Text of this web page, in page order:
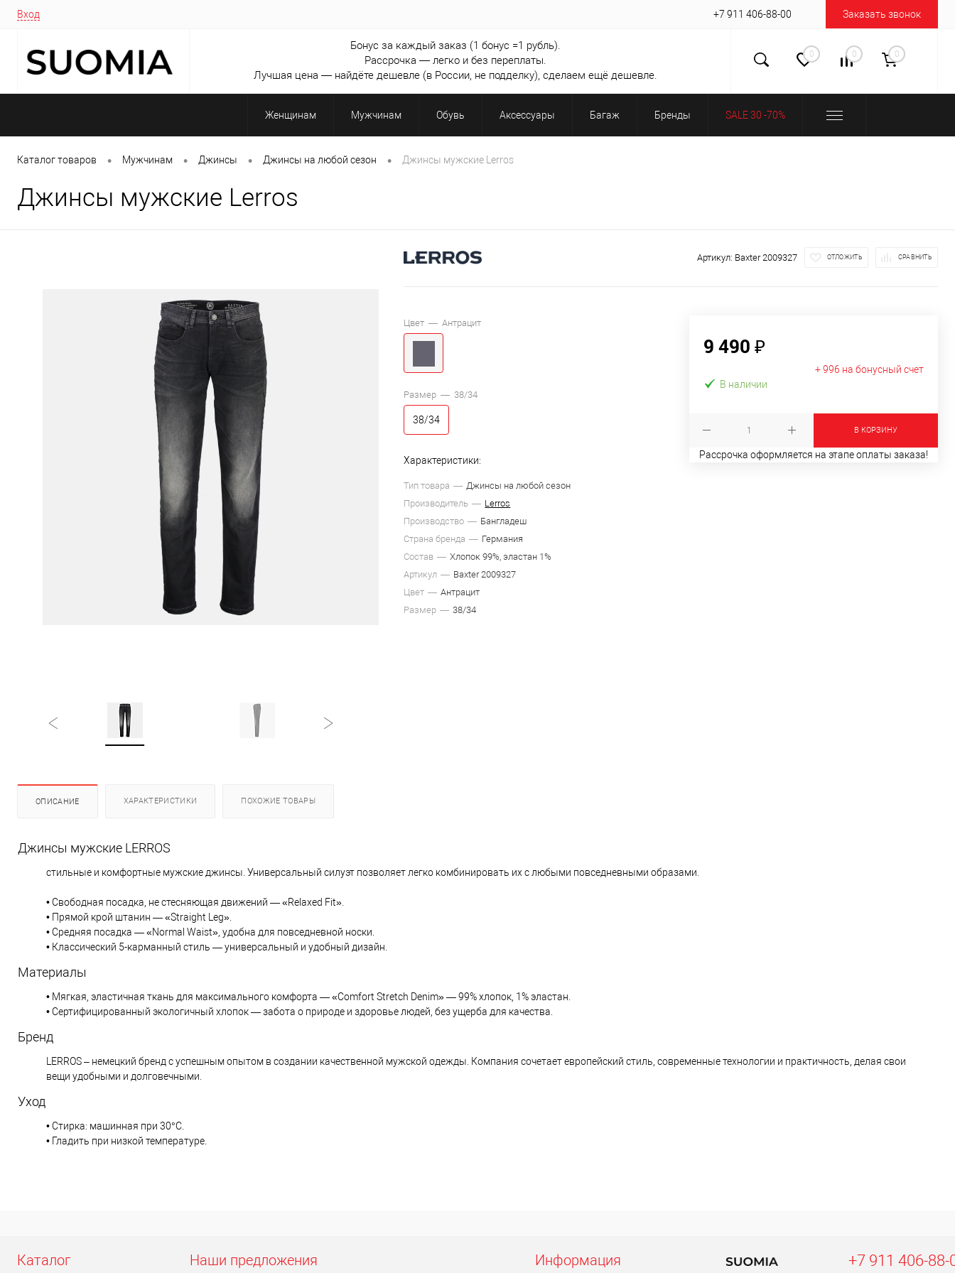
Вход +7 911 406-88-00 Заказать звонок
Бонус за каждый заказ (1 бонус =1 рубль).
Рассрочка — легко и без переплаты.
Лучшая цена — найдёте дешевле (в России, не подделку), сделаем ещё дешевле.
0 0 0
Женщинам Мужчинам Обувь Аксессуары Багаж Бренды SALE 30 -70%
Каталог товаров • Мужчинам • Джинсы • Джинсы на любой сезон • Джинсы мужские Lerros
Джинсы мужские Lerros
Артикул: Baxter 2009327 ОТЛОЖИТЬ СРАВНИТЬ
Цвет —Антрацит
Размер — 38/34
38/34
Характеристики:
Тип товара
Джинсы на любой сезон
Производитель
Lerros
Производство
Бангладеш
Страна бренда
Германия
Состав
Хлопок 99%, эластан 1%
Артикул
Baxter 2009327
Цвет
Антрацит
Размер
38/34
9 490 ₽
+ 996 на бонусный счет
В наличии
В КОРЗИНУ
Рассрочка оформляется на этапе оплаты заказа!
ОПИСАНИЕ ХАРАКТЕРИСТИКИ ПОХОЖИЕ ТОВАРЫ
Джинсы мужские LERROS
стильные и комфортные мужские джинсы. Универсальный силуэт позволяет легко комбинировать их с любыми повседневными образами.
• Свободная посадка, не стесняющая движений — «Relaxed Fit».
• Прямой крой штанин — «Straight Leg».
• Средняя посадка — «Normal Waist», удобна для повседневной носки.
• Классический 5-карманный стиль — универсальный и удобный дизайн.
Материалы
• Мягкая, эластичная ткань для максимального комфорта — «Comfort Stretch Denim» — 99% хлопок, 1% эластан.
• Сертифицированный экологичный хлопок — забота о природе и здоровье людей, без ущерба для качества.
Бренд
LERROS – немецкий бренд с успешным опытом в создании качественной мужской одежды. Компания сочетает европейский стиль, современные технологии и практичность, делая свои
вещи удобными и долговечными.
Уход
• Стирка: машинная при 30°C.
• Гладить при низкой температуре.
Каталог Наши предложения Информация +7 911 406-88-